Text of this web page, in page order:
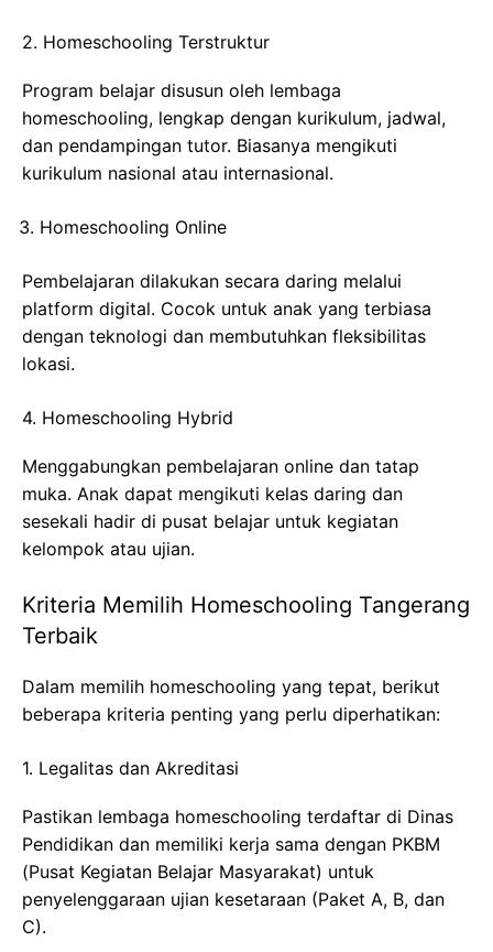
2. Homeschooling Terstruktur
Program belajar disusun oleh lembaga
homeschooling, lengkap dengan kurikulum, jadwal,
dan pendampingan tutor. Biasanya mengikuti
kurikulum nasional atau internasional.
Homeschooling Online
Pembelajaran dilakukan secara daring melalui
platform digital. Cocok untuk anak yang terbiasa
dengan teknologi dan membutuhkan fleksibilitas
lokasi.
4. Homeschooling Hybrid
Menggabungkan pembelajaran online dan tatap
muka. Anak dapat mengikuti kelas daring dan
sesekali hadir di pusat belajar untuk kegiatan
kelompok atau ujian.
Kriteria Memilih Homeschooling Tangerang
Terbaik
Dalam memilih homeschooling yang tepat, berikut
beberapa kriteria penting yang perlu diperhatikan:
1. Legalitas dan Akreditasi
Pastikan lembaga homeschooling terdaftar di Dinas
Pendidikan dan memiliki kerja sama dengan PKBM
(Pusat Kegiatan Belajar Masyarakat) untuk
penyelenggaraan ujian kesetaraan (Paket A, B, dan
C).